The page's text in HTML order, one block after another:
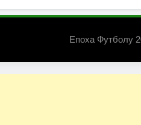
Епоха Футболу